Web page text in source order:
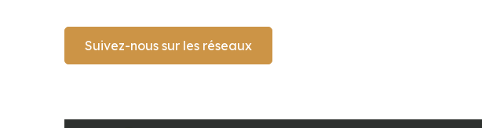
Suivez-nous sur les réseaux